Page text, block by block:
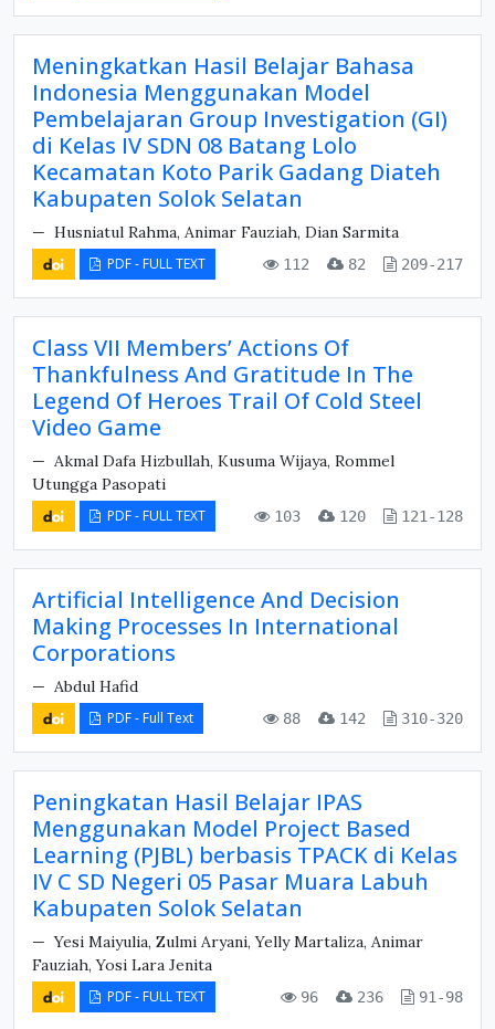
Meningkatkan Hasil Belajar Bahasa
Indonesia Menggunakan Model
Pembelajaran Group Investigation (GI)
di Kelas IV SDN 08 Batang Lolo
Kecamatan Koto Parik Gadang Diateh
Kabupaten Solok Selatan
Husniatul Rahma, Animar Fauziah, Dian Sarmita
PDF - FULL TEXT 112 82 209-217
Class VII Members’ Actions Of
Thankfulness And Gratitude In The
Legend Of Heroes Trail Of Cold Steel
Video Game
Akmal Dafa Hizbullah, Kusuma Wijaya, Rommel
Utungga Pasopati
PDF - FULL TEXT 103 120 121-128
Artificial Intelligence And Decision
Making Processes In International
Corporations
Abdul Hafid
PDF - Full Text 88 142 310-320
Peningkatan Hasil Belajar IPAS
Menggunakan Model Project Based
Learning (PJBL) berbasis TPACK di Kelas
IV C SD Negeri 05 Pasar Muara Labuh
Kabupaten Solok Selatan
Yesi Maiyulia, Zulmi Aryani, Yelly Martaliza, Animar
Fauziah, Yosi Lara Jenita
PDF - FULL TEXT 96 236 91-98